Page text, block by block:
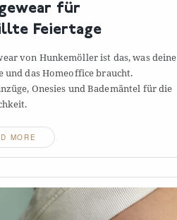
für
Feiertage
von Hunkemöller ist das, was deine
und das Homeoffice braucht.
Onesies und Bademäntel für die
MORE